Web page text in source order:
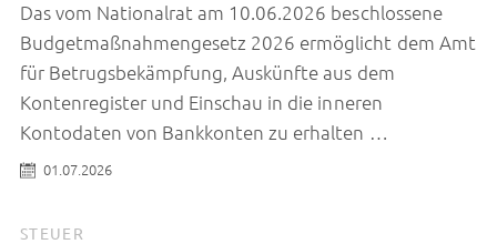
Das vom Nationalrat am 10.06.2026 beschlossene
Budgetmaßnahmengesetz 2026 ermöglicht dem Amt
für Betrugsbekämpfung, Auskünfte aus dem
Kontenregister und Einschau in die inneren
Kontodaten von Bankkonten zu erhalten …
01.07.2026
STEUER